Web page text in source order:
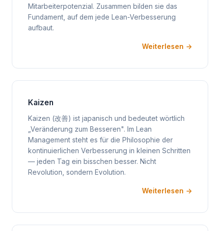
Mitarbeiterpotenzial. Zusammen bilden sie das
Fundament, auf dem jede Lean-Verbesserung
aufbaut.
Weiterlesen →
Kaizen
Kaizen (改善) ist japanisch und bedeutet wörtlich
„Veränderung zum Besseren". Im Lean
Management steht es für die Philosophie der
kontinuierlichen Verbesserung in kleinen Schritten
— jeden Tag ein bisschen besser. Nicht
Revolution, sondern Evolution.
Weiterlesen →